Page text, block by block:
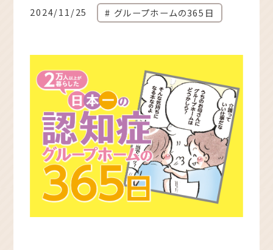
2024/11/25 グループホームの365日